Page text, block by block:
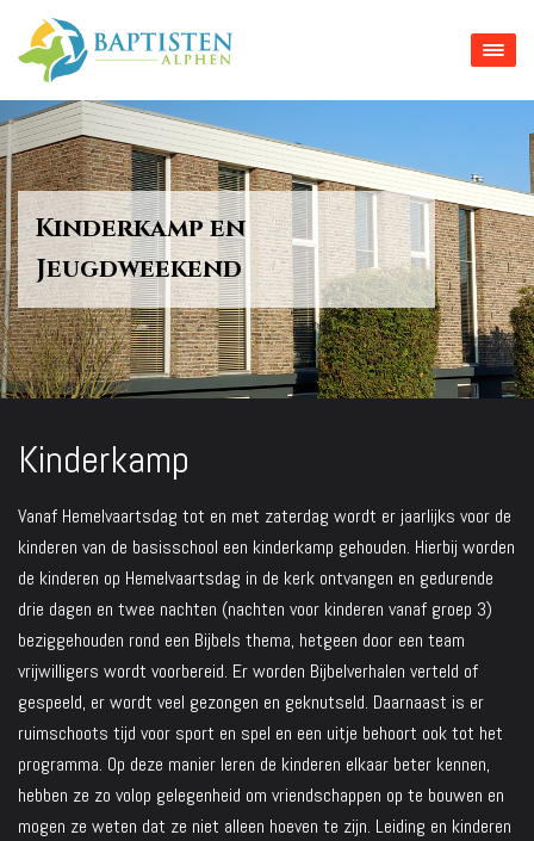
Kinderkamp en
Jeugdweekend
Kinderkamp
Vanaf Hemelvaartsdag tot en met zaterdag wordt er jaarlijks voor de
kinderen van de basisschool een kinderkamp gehouden. Hierbij worden
de kinderen op Hemelvaartsdag in de kerk ontvangen en gedurende
drie dagen en twee nachten (nachten voor kinderen vanaf groep 3)
beziggehouden rond een Bijbels thema, hetgeen door een team
vrijwilligers wordt voorbereid. Er worden Bijbelverhalen verteld of
gespeeld, er wordt veel gezongen en geknutseld. Daarnaast is er
ruimschoots tijd voor sport en spel en een uitje behoort ook tot het
programma. Op deze manier leren de kinderen elkaar beter kennen,
hebben ze zo volop gelegenheid om vriendschappen op te bouwen en
mogen ze weten dat ze niet alleen hoeven te zijn. Leiding en kinderen